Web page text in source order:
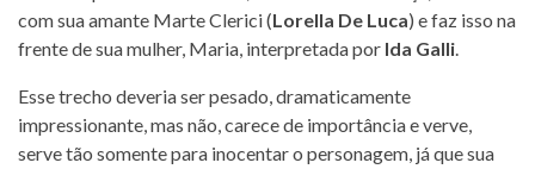
com sua amante Marte Clerici (Lorella De Luca) e faz isso na
frente de sua mulher, Maria, interpretada por Ida Galli.
Esse trecho deveria ser pesado, dramaticamente
impressionante, mas não, carece de importância e verve,
serve tão somente para inocentar o personagem, já que sua